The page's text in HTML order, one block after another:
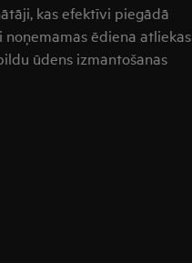
kas efektīvi piegādā
ēdiena atliekas
ūdens izmantošanas